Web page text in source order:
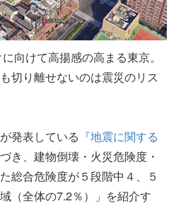
向けて高揚感の高まる東京。
切り離せないのは震災のリス
発表している 『地震に関する
き、建物倒壊・火災危険度・
総合危険度が５段階中４、５
（全体の7.2％）」を紹介す